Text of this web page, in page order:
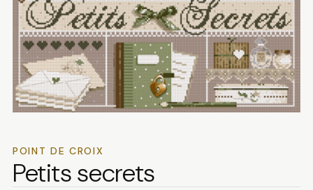
POINT DE CROIX
Petits secrets